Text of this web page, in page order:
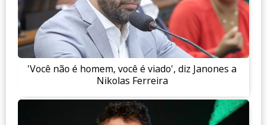
'Você não é homem, você é viado', diz Janones a
Nikolas Ferreira